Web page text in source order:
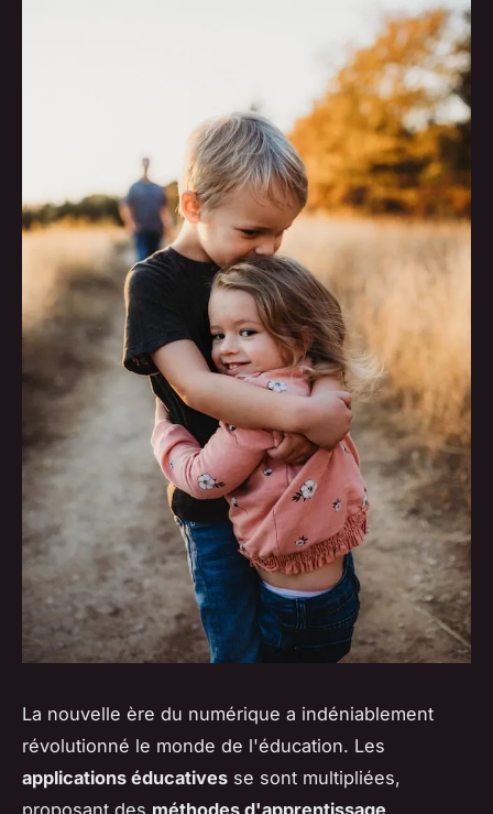
La nouvelle ère du numérique a indéniablement
révolutionné le monde de l'éducation. Les
applications éducatives se sont multipliées,
proposant des méthodes d'apprentissage